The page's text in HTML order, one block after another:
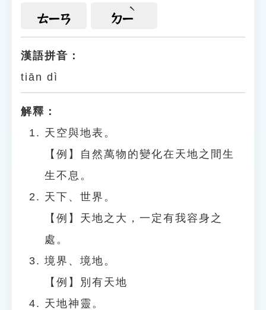
遊戲專區
貓頭鷹博士
ㄊㄧㄢ ㄉㄧ
漢語拼音：
tiān dì
解釋：
天空與地表。
【例】自然萬物的變化在天地之間生
生不息。
天下、世界。
【例】天地之大，一定有我容身之
處。
境界、境地。
【例】別有天地
天地神靈。